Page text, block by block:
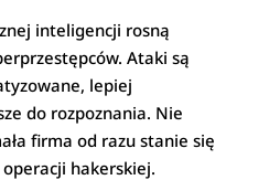
inteligencji rosną
Ataki są
lepiej
do rozpoznania. Nie
firma od razu stanie się
hakerskiej.